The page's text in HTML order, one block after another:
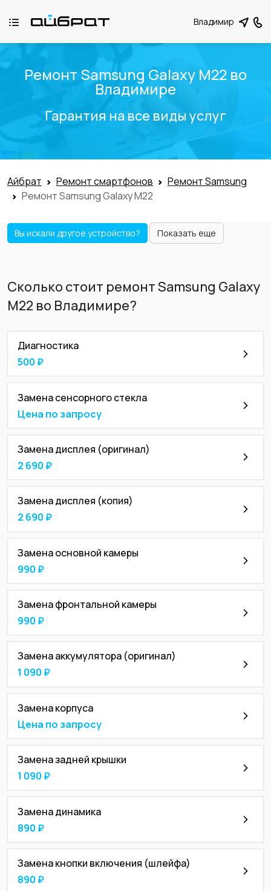
Владимир
Ремонт Samsung Galaxy M22 во
Владимире
Гарантия на все виды услуг
Айбрат Ремонт смартфонов
Ремонт Samsung
Ремонт Samsung Galaxy M22
Вы искали другое устройство? Показать еще
Сколько стоит ремонт Samsung Galaxy
M22 во Владимире?
Диагностика
500 ₽
Замена сенсорного стекла
Цена по запросу
Замена дисплея (оригинал)
2 690 ₽
Замена дисплея (копия)
2 690 ₽
Замена основной камеры
990 ₽
Замена фронтальной камеры
990 ₽
Замена аккумулятора (оригинал)
1 090 ₽
Замена корпуса
Цена по запросу
Замена задней крышки
1 090 ₽
Замена динамика
890 ₽
Замена кнопки включения (шлейфа)
890 ₽